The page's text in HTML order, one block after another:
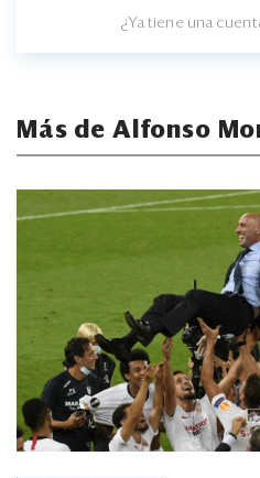
¿Ya tiene una
Más de Alfonso